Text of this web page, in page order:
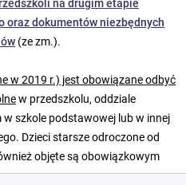
na drugim etapie
oraz dokumentów niezbędnych
(ze zm.).
w 2019 r.) jest obowiązane odbyć
w przedszkolu, oddziale
szkole podstawowej lub w innej
Dzieci starsze odroczone od
objęte są obowiązkowym